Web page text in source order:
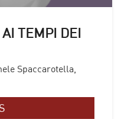
TEMPI DEI
Spaccarotella,